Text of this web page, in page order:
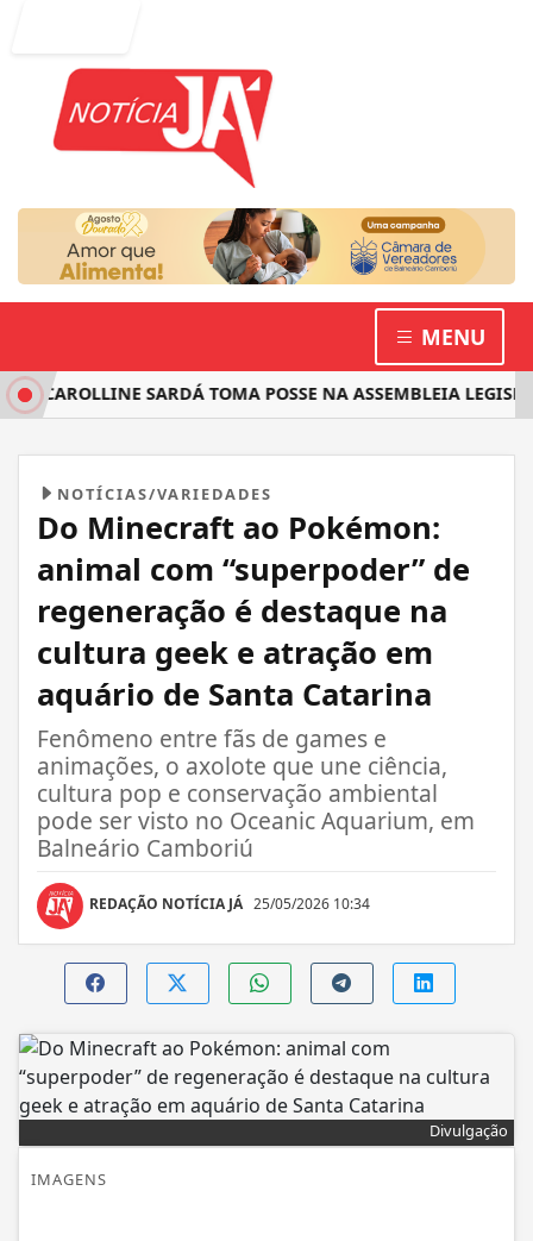
MENU
CAROLLINE SARDÁ TOMA POSSE NA ASSEMBLEIA
NOTÍCIAS/VARIEDADES
Do Minecraft ao Pokémon:
animal com “superpoder” de
regeneração é destaque na
cultura geek e atração em
aquário de Santa Catarina
Fenômeno entre fãs de games e
animações, o axolote que une ciência,
cultura pop e conservação ambiental
pode ser visto no Oceanic Aquarium, em
Balneário Camboriú
REDAÇÃO NOTÍCIA JÁ 25/05/2026 10:34
Divulgação
IMAGENS